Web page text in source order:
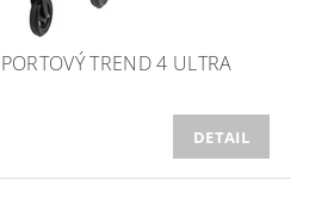
TREND 4 ULTRA
DETAIL